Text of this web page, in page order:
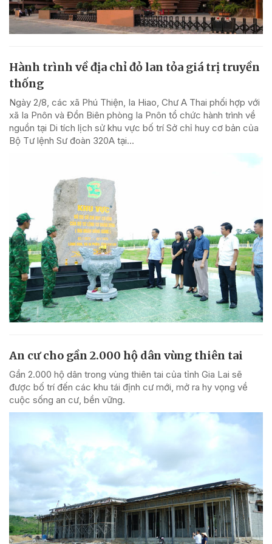
Hành trình về địa chỉ đỏ lan tỏa giá trị truyền
thống
Ngày 2/8, các xã Phú Thiện, Ia Hiao, Chư A Thai phối hợp với
xã Ia Pnôn và Đồn Biên phòng Ia Pnôn tổ chức hành trình về
nguồn tại Di tích lịch sử khu vực bố trí Sở chỉ huy cơ bản của
Bộ Tư lệnh Sư đoàn 320A tại...
An cư cho gần 2.000 hộ dân vùng thiên tai
Gần 2.000 hộ dân trong vùng thiên tai của tỉnh Gia Lai sẽ
được bố trí đến các khu tái định cư mới, mở ra hy vọng về
cuộc sống an cư, bền vững.